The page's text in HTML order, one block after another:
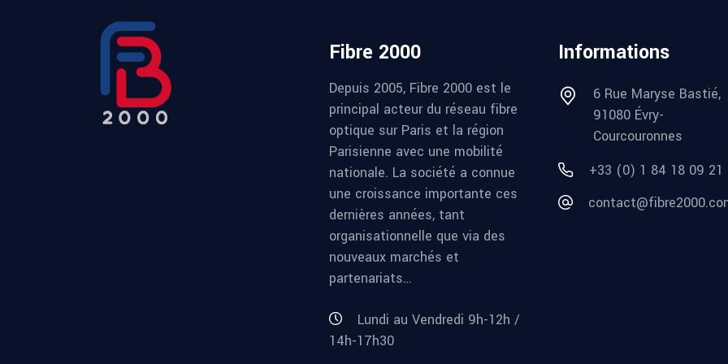
Fibre 2000
Depuis 2005, Fibre 2000 est le
principal acteur du réseau fibre
optique sur Paris et la région
Parisienne avec une mobilité
nationale. La société a connue
une croissance importante ces
dernières années, tant
organisationnelle que via des
nouveaux marchés et
partenariats…
Lundi au Vendredi 9h-12h /
14h-17h30
Informations
6 Rue Maryse Bastié,
91080 Évry-
Courcouronnes
+33 (0) 1 84 18 09 21